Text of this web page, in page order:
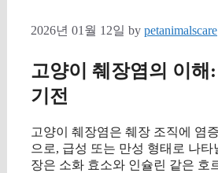
2026년 01월 12일 by petanimalscare
고양이 췌장염의 이해
기전
고양이 췌장염은 췌장 조직에 염
으로, 급성 또는 만성 형태로 나타
장은 소화 효소와 인슐린 같은 호